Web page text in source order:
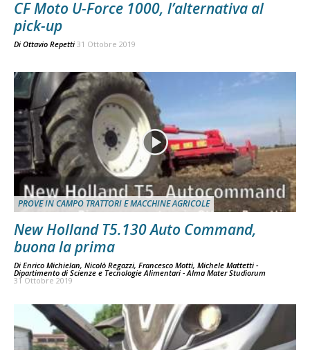
CF Moto U-Force 1000, l’alternativa al
pick-up
Di Ottavio Repetti 31 Ottobre 2019
PROVE IN CAMPO TRATTORI E MACCHINE AGRICOLE
New Holland T5.130 Auto Command,
buona la prima
Di Enrico Michielan, Nicolò Regazzi, Francesco Motti, Michele Mattetti -
Dipartimento di Scienze e Tecnologie Alimentari - Alma Mater Studiorum
31 Ottobre 2019